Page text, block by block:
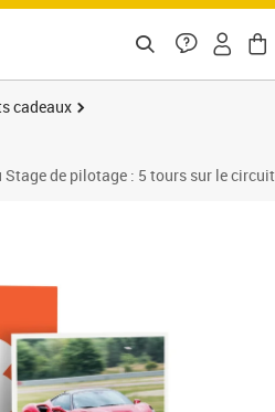
cadeaux
Stage de pilotage : 5 tours sur le